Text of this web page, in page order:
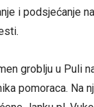
i podsjećanje
groblju u Puli
pomoraca. Na